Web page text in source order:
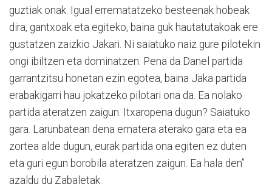
guztiak onak. Igual errematatzeko besteenak hobeak
dira, gantxoak eta egiteko, baina guk hautatutakoak ere
gustatzen zaizkio Jakari. Ni saiatuko naiz gure pilotekin
ongi ibiltzen eta dominatzen. Pena da Danel partida
garrantzitsu honetan ezin egotea, baina Jaka partida
erabakigarri hau jokatzeko pilotari ona da. Ea nolako
partida ateratzen zaigun. Itxaropena dugun? Saiatuko
gara. Larunbatean dena ematera aterako gara eta ea
zortea alde dugun, eurak partida ona egiten ez duten
eta guri egun borobila ateratzen zaigun. Ea hala den”
azaldu du Zabaletak.